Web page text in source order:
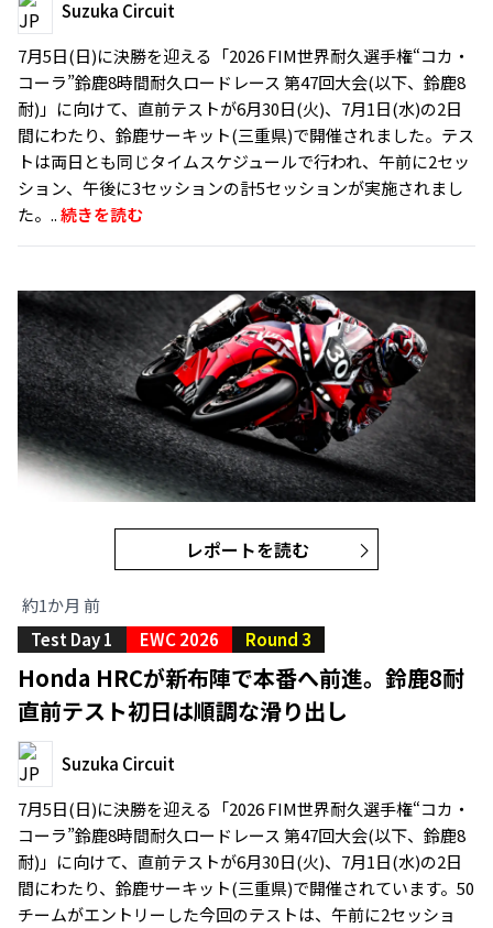
Suzuka Circuit
7月5日(日)に決勝を迎える「2026 FIM世界耐久選手権“コカ・
コーラ”鈴鹿8時間耐久ロードレース 第47回大会(以下、鈴鹿8
耐)」に向けて、直前テストが6月30日(火)、7月1日(水)の2日
間にわたり、鈴鹿サーキット(三重県)で開催されました。テス
トは両日とも同じタイムスケジュールで行われ、午前に2セッ
ション、午後に3セッションの計5セッションが実施されまし
た。..続きを読む
レポートを読む
約1か月 前
Test Day 1
EWC 2026 Round 3
Honda HRCが新布陣で本番へ前進。鈴鹿8耐
直前テスト初日は順調な滑り出し
Suzuka Circuit
7月5日(日)に決勝を迎える「2026 FIM世界耐久選手権“コカ・
コーラ”鈴鹿8時間耐久ロードレース 第47回大会(以下、鈴鹿8
耐)」に向けて、直前テストが6月30日(火)、7月1日(水)の2日
間にわたり、鈴鹿サーキット(三重県)で開催されています。50
チームがエントリーした今回のテストは、午前に2セッショ